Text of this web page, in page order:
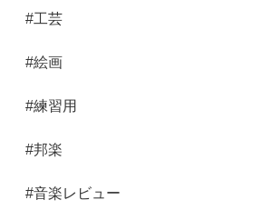
#工芸
#絵画
#練習用
#邦楽
#音楽レビュー